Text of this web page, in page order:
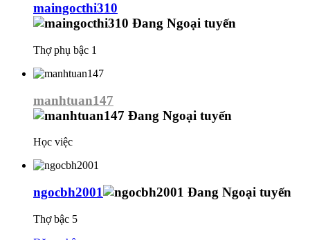
maingocthi310
Thợ phụ bậc 1
manhtuan147
Học việc
ngocbh2001
Thợ bậc 5